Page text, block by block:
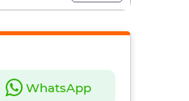
WhatsApp